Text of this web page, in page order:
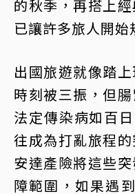
的秋季，再搭上
已讓許多旅人開始
出國旅遊就像踏
時刻被三振，但
法定傳染病如百
往成為打亂旅程的
安達產險將這些
障範圍，如果遇